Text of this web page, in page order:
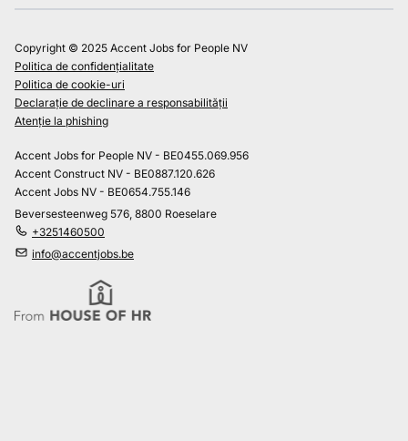
Copyright © 2025 Accent Jobs for People NV
Politica de confidențialitate
Politica de cookie-uri
Declarație de declinare a responsabilității
Atenție la phishing
Accent Jobs for People NV - BE0455.069.956
Accent Construct NV - BE0887.120.626
Accent Jobs NV - BE0654.755.146
Beversesteenweg 576, 8800 Roeselare
+3251460500
info@accentjobs.be